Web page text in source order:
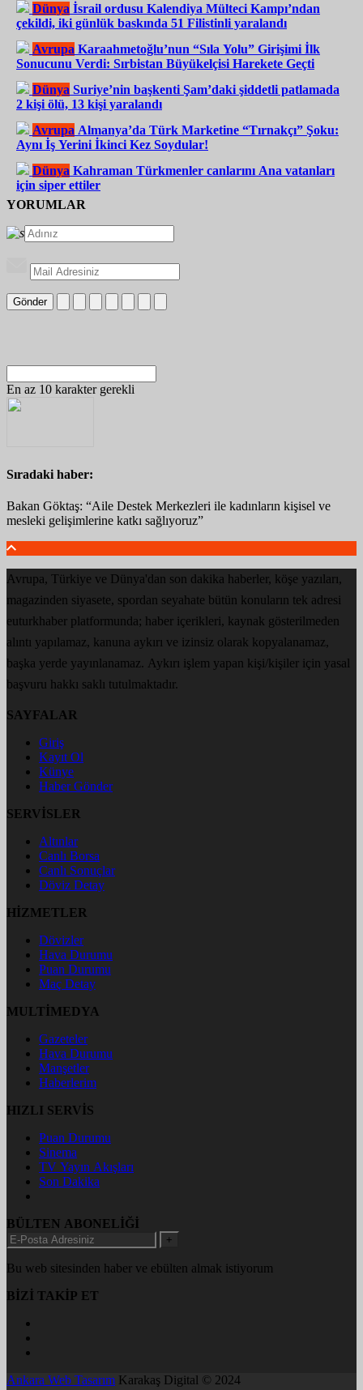
Dünya İsrail ordusu Kalendiya Mülteci Kampı’ndan
çekildi, iki günlük baskında 51 Filistinli yaralandı
Avrupa Karaahmetoğlu’nun “Sıla Yolu” Girişimi İlk
Sonucunu Verdi: Sırbistan Büyükelçisi Harekete Geçti
Dünya Suriye’nin başkenti Şam’daki şiddetli patlamada
2 kişi ölü, 13 kişi yaralandı
Avrupa Almanya’da Türk Marketine “Tırnakçı” Şoku:
Aynı İş Yerini İkinci Kez Soydular!
Dünya Kahraman Türkmenler canlarını Ana vatanları
için siper ettiler
YORUMLAR
Gönder
En az 10 karakter gerekli
Sıradaki haber:
Bakan Göktaş: “Aile Destek Merkezleri ile kadınların kişisel ve
mesleki gelişimlerine katkı sağlıyoruz”
Avrupa, Türkiye ve Dünya'dan son dakika haberler, köşe yazıları,
magazinden siyasete, spordan seyahate bütün konuların tek adresi
euturkhaber platformunda; haber içerikleri, kaynak gösterilmeden
alıntı yapılamaz, kanuna aykırı ve izinsiz olarak kopyalanamaz,
başka yerde yayınlanamaz. Aykırı işlem yapan kişi/kişiler için yasal
başvuru hakkı saklı tutulmaktadır.
SAYFALAR
Giriş
Kayıt Ol
Künye
Haber Gönder
SERVİSLER
Altınlar
Canlı Borsa
Canlı Sonuçlar
Döviz Detay
HİZMETLER
Dövizler
Hava Durumu
Puan Durumu
Maç Detay
MULTİMEDYA
Gazeteler
Hava Durumu
Manşetler
Haberlerim
HIZLI SERVİS
Puan Durumu
Sinema
TV Yayın Akışları
Son Dakika
BÜLTEN ABONELİĞİ
+
Bu web sitesinden haber ve ebülten almak istiyorum
BİZİ TAKİP ET
Ankara Web Tasarım Karakaş Digital © 2024